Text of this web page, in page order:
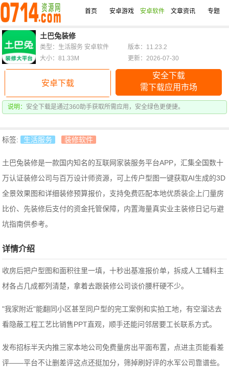
首页 安卓游戏 安卓软件 文章资讯 专题
土巴兔装修
安卓下载
安全下载
需下载应用市场
说明： 安全下载是通过360助手获取所需应用，安全绿色更便捷。
类型：生活服务 安卓软件
版本：11.23.2
大小：81.33M
更新：2026-07-30
标签: 生活服务 装修软件
土巴兔装修是一款国内知名的互联网家装服务平台APP，汇集全国数十
万认证装修公司与百万设计师资源，可上传户型图一键获取AI生成的3D
全景效果图和详细装修预算报价，支持免费匹配本地优质装企上门量房
比价、先装修后支付的资金托管保障，内置海量真实业主装修日记与避
坑指南供参考。
详情介绍
收房后把户型图和面积往里一填，十秒出基准报价单，拆成人工辅料主
材各占几成都列清楚，拿着去跟装修公司谈价腰杆硬不少。
"我家附近"能翻同小区甚至同户型的完工案例和实拍工地，有空溜达去
看隐蔽工程工艺比销售PPT直观，顺手还能问邻居要工长联系方式。
发布招标半天内推三家本地公司免费量房出平面布置，点进主页能看差
评——平台不让删差评这点还挺加分，筛掉刷好评的水军公司靠谱些。